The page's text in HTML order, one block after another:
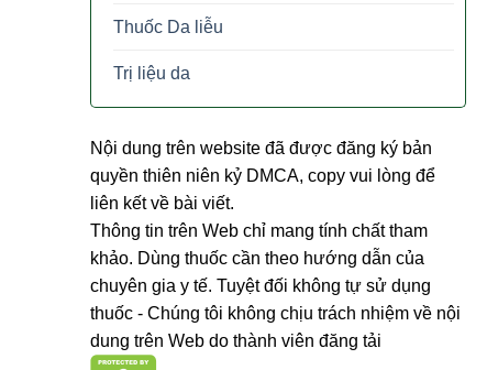
Thuốc Da liễu
Trị liệu da
Nội dung trên website đã được đăng ký bản
quyền thiên niên kỷ DMCA, copy vui lòng để
liên kết về bài viết.
Thông tin trên Web chỉ mang tính chất tham
khảo. Dùng thuốc cần theo hướng dẫn của
chuyên gia y tế. Tuyệt đối không tự sử dụng
thuốc - Chúng tôi không chịu trách nhiệm về nội
dung trên Web do thành viên đăng tải